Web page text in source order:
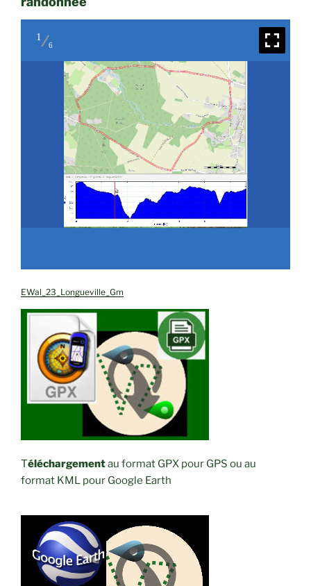
1
6
EWal_23_Longueville_Gm
Téléchargementau format GPX pour GPS ou au
format KML pour Google Earth